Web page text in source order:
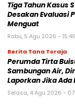
Tiga Tahun Kasus
Desakan Evaluasi
Menguat
Rabu, 5 Agu 2026 -
Berita Tana Toraja
Perumda Tirta
Sambungan Air,
Laporkan Jika Ada
Selasa, 4 Agu 2026 -